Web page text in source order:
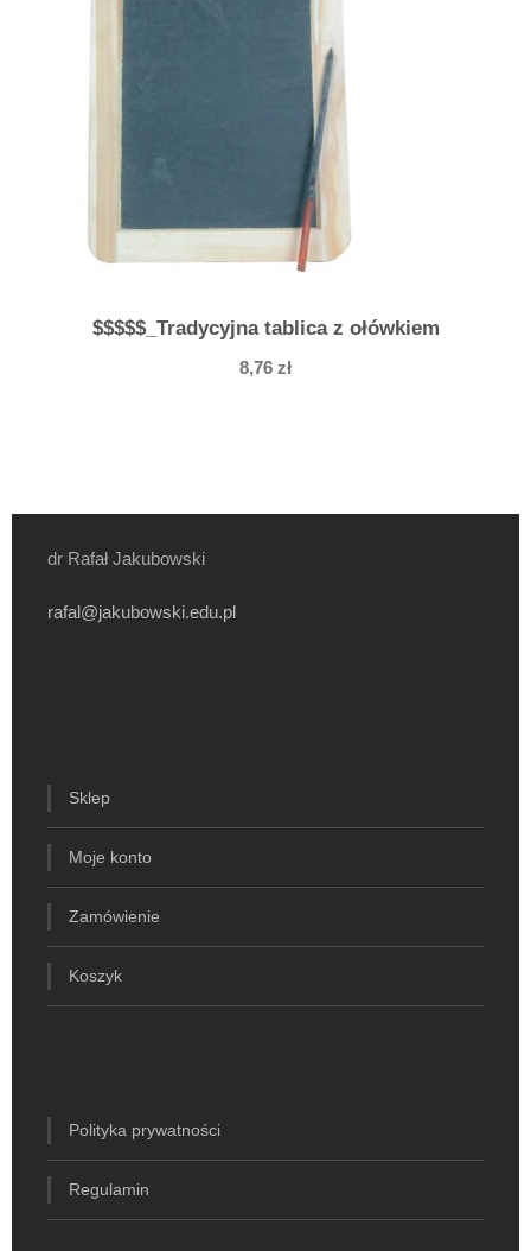
$$$$$_Tradycyjna tablica z ołówkiem
8,76 zł
dr Rafał Jakubowski
rafal@jakubowski.edu.pl
Sklep
Moje konto
Zamówienie
Koszyk
Polityka prywatności
Regulamin